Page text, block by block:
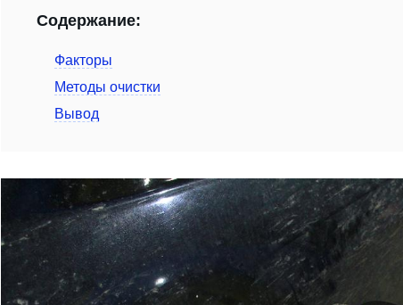
Содержание:
Факторы
Методы очистки
Вывод